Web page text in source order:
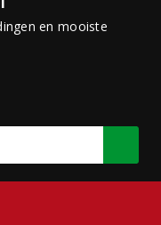
en mooiste